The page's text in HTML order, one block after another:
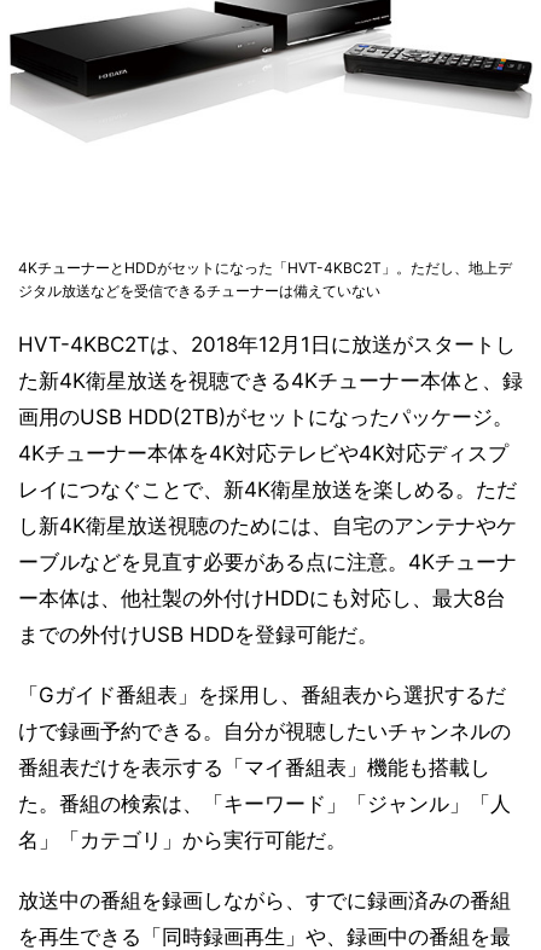
4KチューナーとHDDがセットになった「HVT-4KBC2T」。ただし、地上デ
ジタル放送などを受信できるチューナーは備えていない
HVT-4KBC2Tは、2018年12月1日に放送がスタートし
た新4K衛星放送を視聴できる4Kチューナー本体と、録
画用のUSB HDD(2TB)がセットになったパッケージ。
4Kチューナー本体を4K対応テレビや4K対応ディスプ
レイにつなぐことで、新4K衛星放送を楽しめる。ただ
し新4K衛星放送視聴のためには、自宅のアンテナやケ
ーブルなどを見直す必要がある点に注意。4Kチューナ
ー本体は、他社製の外付けHDDにも対応し、最大8台
までの外付けUSB HDDを登録可能だ。
「Gガイド番組表」を採用し、番組表から選択するだ
けで録画予約できる。自分が視聴したいチャンネルの
番組表だけを表示する「マイ番組表」機能も搭載し
た。番組の検索は、「キーワード」「ジャンル」「人
名」「カテゴリ」から実行可能だ。
放送中の番組を録画しながら、すでに録画済みの番組
を再生できる「同時録画再生」や、録画中の番組を最